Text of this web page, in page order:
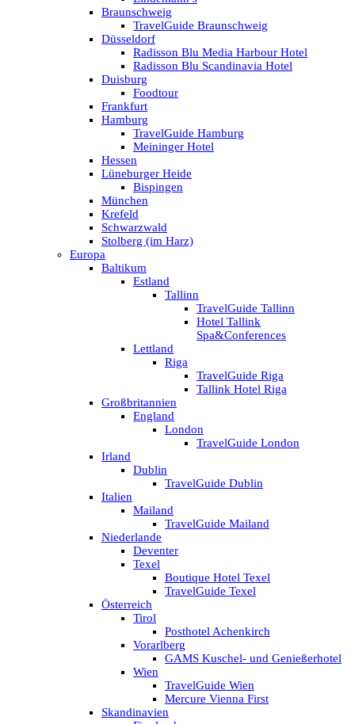
Braunschweig
TravelGuide Braunschweig
Düsseldorf
Radisson Blu Media Harbour Hotel
Radisson Blu Scandinavia Hotel
Duisburg
Foodtour
Frankfurt
Hamburg
TravelGuide Hamburg
Meininger Hotel
Hessen
Lüneburger Heide
Bispingen
München
Krefeld
Schwarzwald
Stolberg (im Harz)
Europa
Baltikum
Estland
Tallinn
TravelGuide Tallinn
Hotel Tallink
Spa&Conferences
Lettland
Riga
TravelGuide Riga
Tallink Hotel Riga
Großbritannien
England
London
TravelGuide London
Irland
Dublin
TravelGuide Dublin
Italien
Mailand
TravelGuide Mailand
Niederlande
Deventer
Texel
Boutique Hotel Texel
TravelGuide Texel
Österreich
Tirol
Posthotel Achenkirch
Vorarlberg
GAMS Kuschel- und Genießerhotel
Wien
TravelGuide Wien
Mercure Vienna First
Skandinavien